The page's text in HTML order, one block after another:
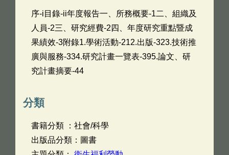
序-i目錄-ii年度報告一、所務概要-1二、組織及
人員-2三、研究經費-2四、年度研究重點暨成
果績效-3附錄1.學術活動-212.出版-323.技術推
廣與服務-334.研究計畫一覽表-395.論文、研
究計畫摘要-44
分類
書籍分類 ：社會/科學
出版品分類：圖書